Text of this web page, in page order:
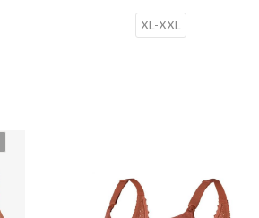
XL-XXL